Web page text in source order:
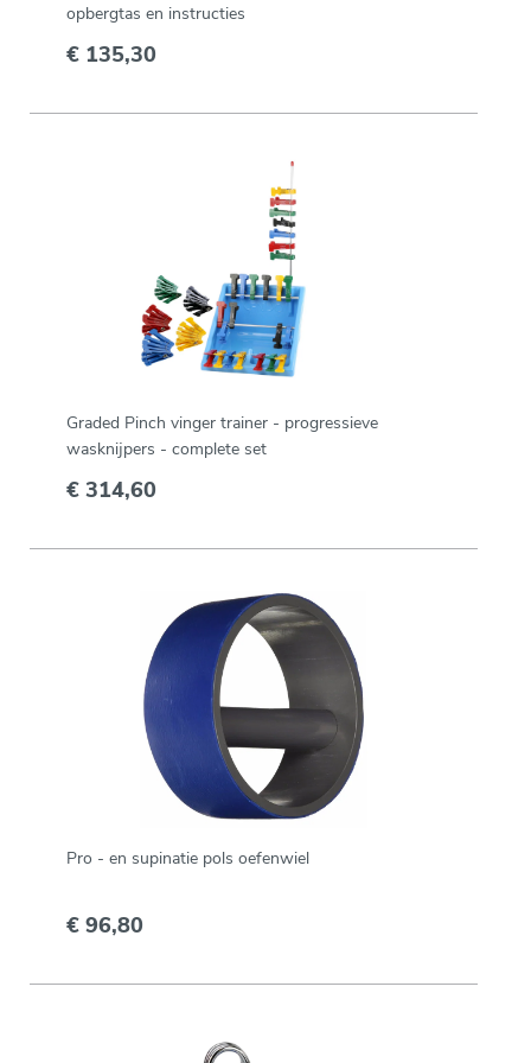
opbergtas en instructies
€ 135,30
Graded Pinch vinger trainer - progressieve
wasknijpers - complete set
€ 314,60
Pro - en supinatie pols oefenwiel
€ 96,80